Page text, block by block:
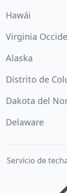
Hawái
Virginia
Alaska
Distrito de
Dakota del
Delaware
Servicio de